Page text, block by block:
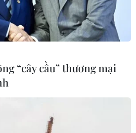
“cây cầu” thương mại